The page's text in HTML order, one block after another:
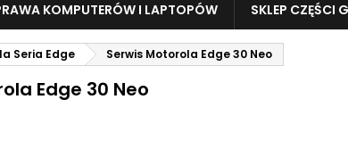
KOMPUTERÓW I LAPTOPÓW SKLEP CZĘŚCI
Seria Edge Serwis Motorola Edge 30 Neo
Edge 30 Neo